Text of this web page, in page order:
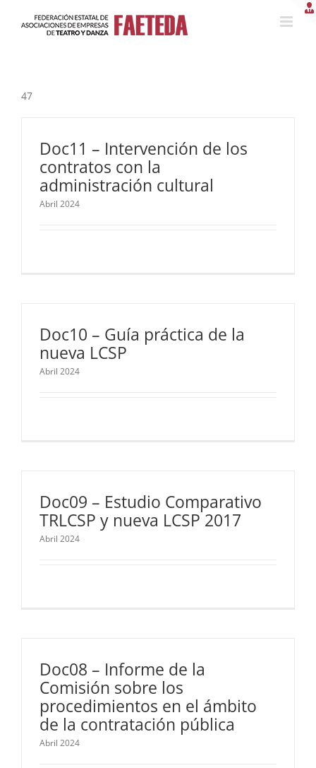
47
Doc11 – Intervención de los
contratos con la
administración cultural
Abril 2024
Doc10 – Guía práctica de la
nueva LCSP
Abril 2024
Doc09 – Estudio Comparativo
TRLCSP y nueva LCSP 2017
Abril 2024
Doc08 – Informe de la
Comisión sobre los
procedimientos en el ámbito
de la contratación pública
Abril 2024